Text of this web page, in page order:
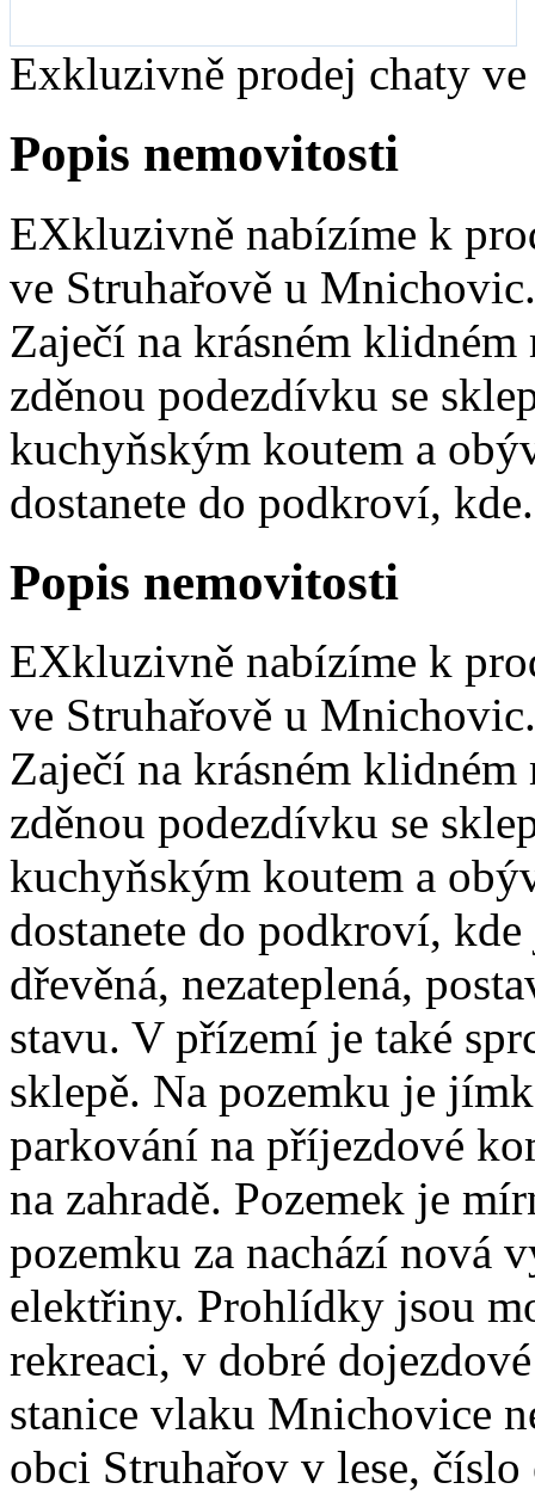
Exkluzivně prodej chaty
Popis nemovitosti
EXkluzivně nabízíme k
ve Struhařově u
Zaječí na krásném klidném
zděnou podezdívku se
kuchyňským koutem a
dostanete do podkroví,
Popis nemovitosti
EXkluzivně nabízíme k
ve Struhařově u
Zaječí na krásném klidném
zděnou podezdívku se
kuchyňským koutem a
dostanete do podkroví,
dřevěná, nezateplená,
stavu. V přízemí je také
sklepě. Na pozemku je
parkování na příjezdové
na zahradě. Pozemek je
pozemku za nachází nová
elektřiny. Prohlídky jsou
rekreaci, v dobré
stanice vlaku Mnichovice
obci Struhařov v lese,